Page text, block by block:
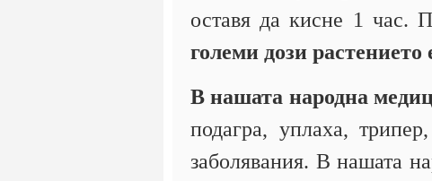
оставя да кисне 1 час.
големи дози растението
В нашата народна
подагра, уплаха,
заболявания. В нашата